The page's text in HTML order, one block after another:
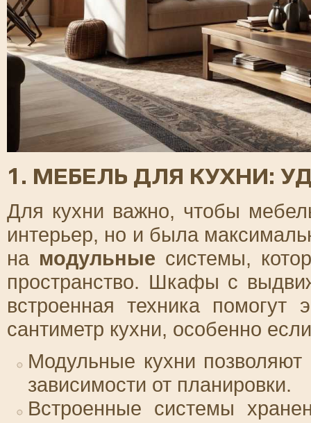
1. МЕБЕЛЬ ДЛЯ КУХНИ:
Для кухни важно, чтобы
интерьер, но и была
на модульные системы,
пространство. Шкафы с
встроенная техника помогут
сантиметр кухни, особенно
Модульные кухни
зависимости от планировки.
Встроенные системы